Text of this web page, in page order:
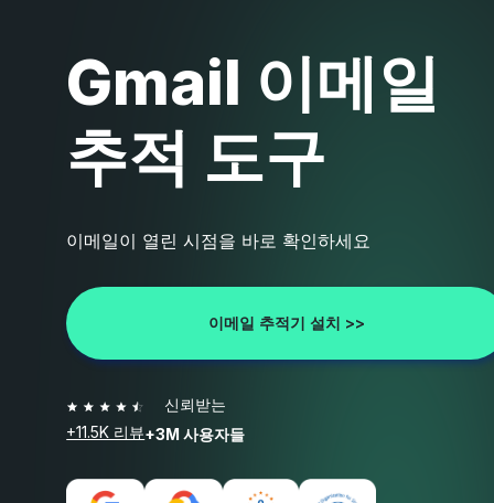
Gmail 이메일
추적 도구
이메일이 열린 시점을 바로 확인하세요
이메일 추적기 설치 >>
+11.5K 리뷰
신뢰받는
+3M 사용자들